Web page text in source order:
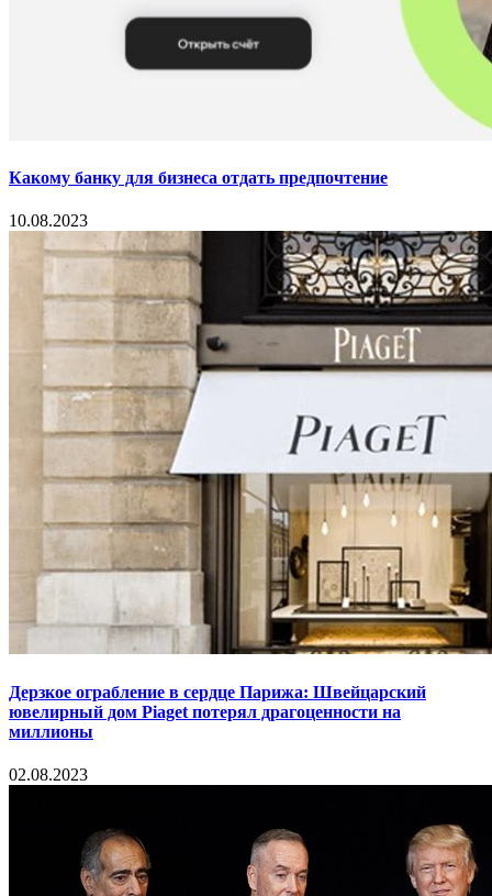
Какому банку для бизнеса отдать предпочтение
10.08.2023
Дерзкое ограбление в сердце Парижа: Швейцарский
ювелирный дом Piaget потерял драгоценности на
миллионы
02.08.2023